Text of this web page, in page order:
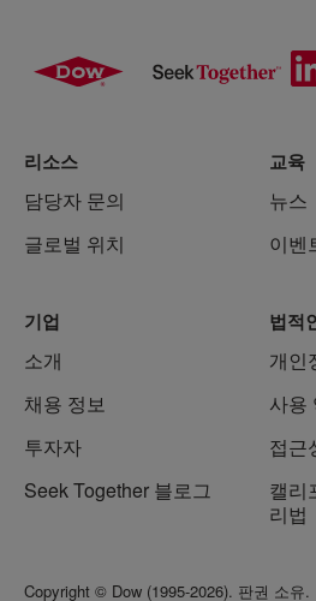
리소스
담당자 문의
글로벌 위치
교육
뉴스
이벤
기업
소개
채용 정보
투자자
Seek Together 블로그
법적
개인
사용
접근
캘리
리법
Copyright © Dow (1995-2026). 판권 소유.